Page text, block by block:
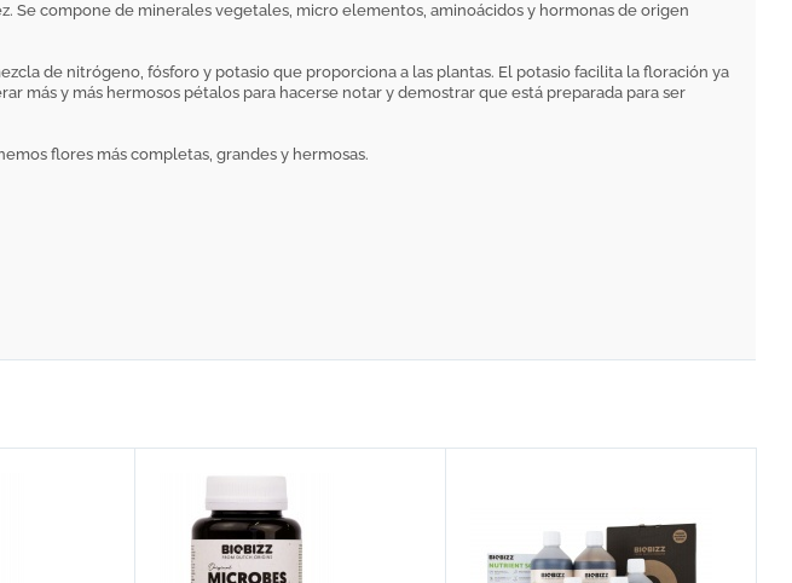
Se compone de minerales vegetales, micro elementos, aminoácidos y hormonas de origen
de nitrógeno, fósforo y potasio que proporciona a las plantas. El potasio facilita la floración ya
y más hermosos pétalos para hacerse notar y demostrar que está preparada para ser
flores más completas, grandes y hermosas.